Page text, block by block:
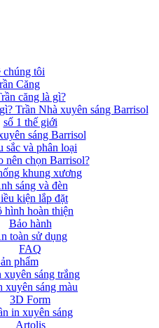
chúng tôi
Căng
căng là gì?
Trần Nhà xuyên sáng Barrisol
số 1 thế giới
sáng Barrisol
sắc và phân loại
nên chọn Barrisol?
khung xương
sáng và đèn
kiện lắp đặt
hình hoàn thiện
Bảo hành
toàn sử dụng
FAQ
phẩm
xuyên sáng trắng
xuyên sáng màu
3D Form
in xuyên sáng
Artolis